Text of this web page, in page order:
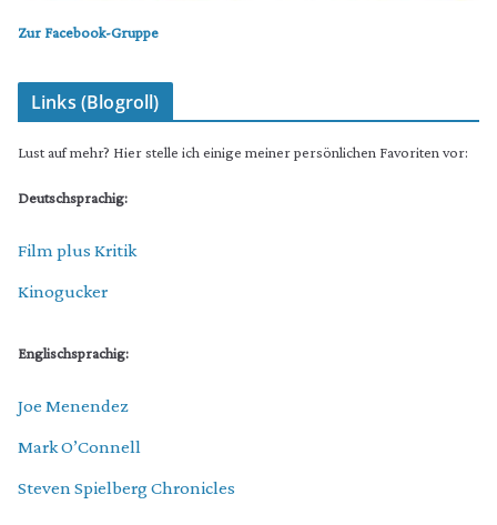
Zur Facebook-Gruppe
Links (Blogroll)
Lust auf mehr? Hier stelle ich einige meiner persönlichen Favoriten vor:
Deutschsprachig:
Film plus Kritik
Kinogucker
Englischsprachig:
Joe Menendez
Mark O’Connell
Steven Spielberg Chronicles